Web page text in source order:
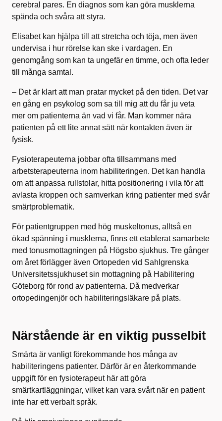
cerebral pares. En diagnos som kan göra musklerna
spända och svåra att styra.
Elisabet kan hjälpa till att stretcha och töja, men även
undervisa i hur rörelse kan ske i vardagen. En
genomgång som kan ta ungefär en timme, och ofta leder
till många samtal.
– Det är klart att man pratar mycket på den tiden. Det var
en gång en psykolog som sa till mig att du får ju veta
mer om patienterna än vad vi får. Man kommer nära
patienten på ett lite annat sätt när kontakten även är
fysisk.
Fysioterapeuterna jobbar ofta tillsammans med
arbetsterapeuterna inom habiliteringen. Det kan handla
om att anpassa rullstolar, hitta positionering i vila för att
avlasta kroppen och samverkan kring patienter med svår
smärtproblematik.
För patientgruppen med hög muskeltonus, alltså en
ökad spänning i musklerna, finns ett etablerat samarbete
med tonusmottagningen på Högsbo sjukhus. Tre gånger
om året förlägger även Ortopeden vid Sahlgrenska
Universitetssjukhuset sin mottagning på Habilitering
Göteborg för rond av patienterna. Då medverkar
ortopedingenjör och habiliteringsläkare på plats.
Närstående är en viktig pusselbit
Smärta är vanligt förekommande hos många av
habiliteringens patienter. Därför är en återkommande
uppgift för en fysioterapeut här att göra
smärtkartläggningar, vilket kan vara svårt när en patient
inte har ett verbalt språk.